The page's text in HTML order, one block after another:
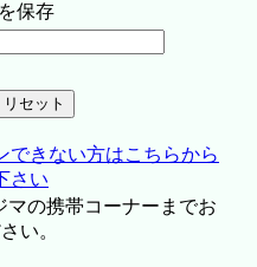
保存
できない方はこちらから
さい
の携帯コーナーまでお
い。